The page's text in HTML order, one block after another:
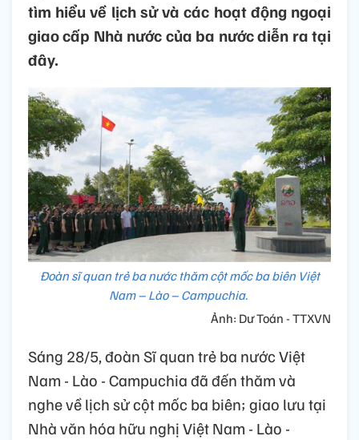
tìm hiểu về lịch sử và các hoạt động ngoại
giao cấp Nhà nước của ba nước diễn ra tại
đây.
Đoàn sĩ quan trẻ ba nước thăm cột mốc ba biên Việt
Nam – Lào – Campuchia.
Ảnh: Dư Toán - TTXVN
Sáng 28/5, đoàn Sĩ quan trẻ ba nước Việt
Nam - Lào - Campuchia đã đến thăm và
nghe về lịch sử cột mốc ba biên; giao lưu tại
Nhà văn hóa hữu nghị Việt Nam - Lào -